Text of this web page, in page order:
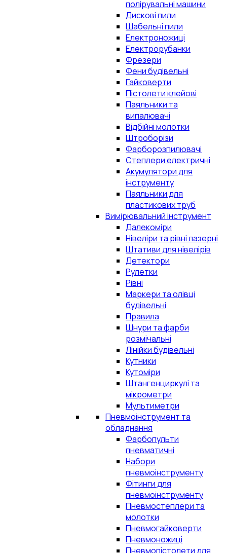
полірувальні машини
Дискові пили
Шабельні пили
Електроножиці
Електрорубанки
Фрезери
Фени будівельні
Гайковерти
Пістолети клейові
Паяльники та
випалювачі
Відбійні молотки
Штроборізи
Фарборозпилювачі
Степлери електричні
Акумулятори для
інструменту
Паяльники для
пластикових труб
Вимірювальний інструмент
Далекоміри
Нівеліри та рівні лазерні
Штативи для нівелірів
Детектори
Рулетки
Рівні
Маркери та олівці
будівельні
Правила
Шнури та фарби
розмічальні
Лінійки будівельні
Кутники
Кутоміри
Штангенциркулі та
мікрометри
Мультиметри
Пневмоінструмент та
обладнання
Фарбопульти
пневматичні
Набори
пневмоінструменту
Фітинги для
пневмоінструменту
Пневмостеплери та
молотки
Пневмогайковерти
Пневмоножиці
Пневмопістолети для